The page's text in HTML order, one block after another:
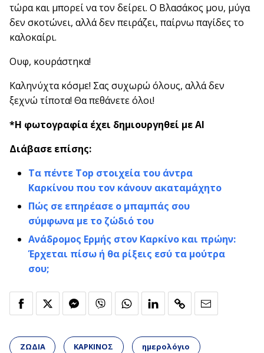
τώρα και μπορεί να τον δείρει. Ο Βλασάκος μου, μύγα
δεν σκοτώνει, αλλά δεν πειράζει, παίρνω παγίδες το
καλοκαίρι.
Ουφ, κουράστηκα!
Καληνύχτα κόσμε! Σας συχωρώ όλους, αλλά δεν
ξεχνώ τίποτα! Θα πεθάνετε όλοι!
*Η φωτογραφία έχει δημιουργηθεί με AI
Διάβασε επίσης:
Τα πέντε Top στοιχεία του άντρα
Καρκίνου που τον κάνουν ακαταμάχητο
Πώς σε επηρέασε ο μπαμπάς σου
σύμφωνα με το ζώδιό του
Ανάδρομος Ερμής στον Καρκίνο και πρώην:
Έρχεται πίσω ή θα ρίξεις εσύ τα μούτρα
σου;
ΖΩΔΙΑ ΚΑΡΚΙΝΟΣ ημερολόγιο